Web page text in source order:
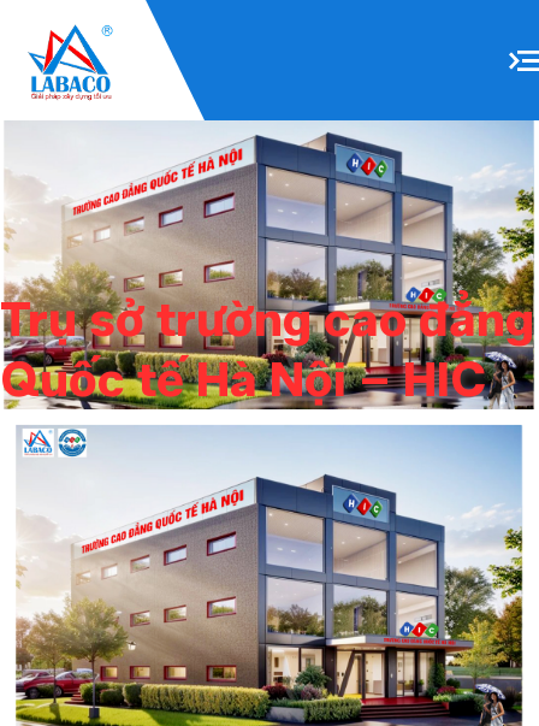
Bỏ qua điều hướng
Trụ sở trường cao đẳng
Quốc tế Hà Nội – HIC